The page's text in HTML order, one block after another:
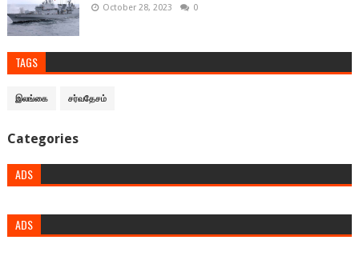
October 28, 2023 0
TAGS
இலங்கை சர்வதேசம்
Categories
ADS
ADS